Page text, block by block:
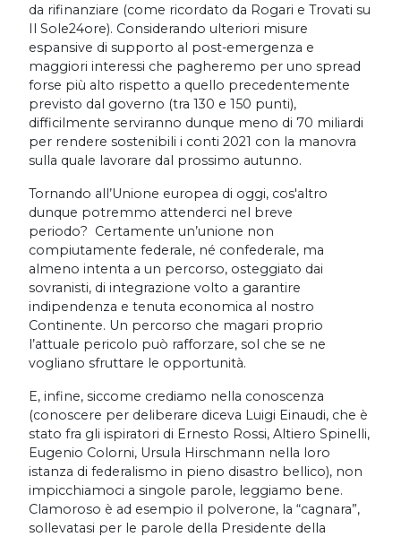
da rifinanziare (come ricordato da Rogari e Trovati su
Il Sole24ore). Considerando ulteriori misure
espansive di supporto al post-emergenza e
maggiori interessi che pagheremo per uno spread
forse più alto rispetto a quello precedentemente
previsto dal governo (tra 130 e 150 punti),
difficilmente serviranno dunque meno di 70 miliardi
per rendere sostenibili i conti 2021 con la manovra
sulla quale lavorare dal prossimo autunno.
Tornando all’Unione europea di oggi, cos'altro
dunque potremmo attenderci nel breve
periodo? Certamente un’unione non
compiutamente federale, né confederale, ma
almeno intenta a un percorso, osteggiato dai
sovranisti, di integrazione volto a garantire
indipendenza e tenuta economica al nostro
Continente. Un percorso che magari proprio
l’attuale pericolo può rafforzare, sol che se ne
vogliano sfruttare le opportunità.
E, infine, siccome crediamo nella conoscenza
(conoscere per deliberare diceva Luigi Einaudi, che è
stato fra gli ispiratori di Ernesto Rossi, Altiero Spinelli,
Eugenio Colorni, Ursula Hirschmann nella loro
istanza di federalismo in pieno disastro bellico), non
impicchiamoci a singole parole, leggiamo bene.
Clamoroso è ad esempio il polverone, la “cagnara”,
sollevatasi per le parole della Presidente della